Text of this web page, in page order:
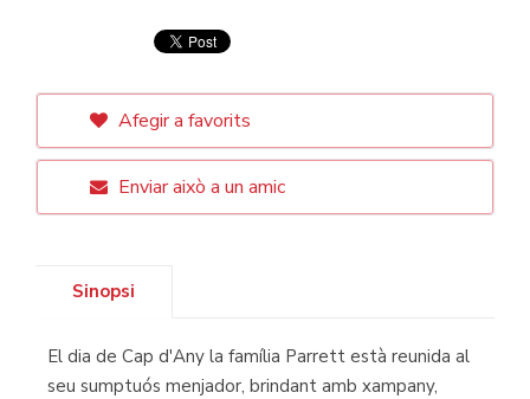
Afegir a favorits
Enviar això a un amic
Sinopsi
El dia de Cap d'Any la família Parrett està reunida al
seu sumptuós menjador, brindant amb xampany,